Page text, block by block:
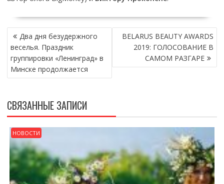
НАВИГАЦИЯ
ПО
ЗАПИСЯМ
Два дня безудержного
веселья. Праздник
группировки «Ленинград» в
Минске продолжается
BELARUS BEAUTY AWARDS
2019: ГОЛОСОВАНИЕ В
САМОМ РАЗГАРЕ
СВЯЗАННЫЕ ЗАПИСИ
НОВОСТИ